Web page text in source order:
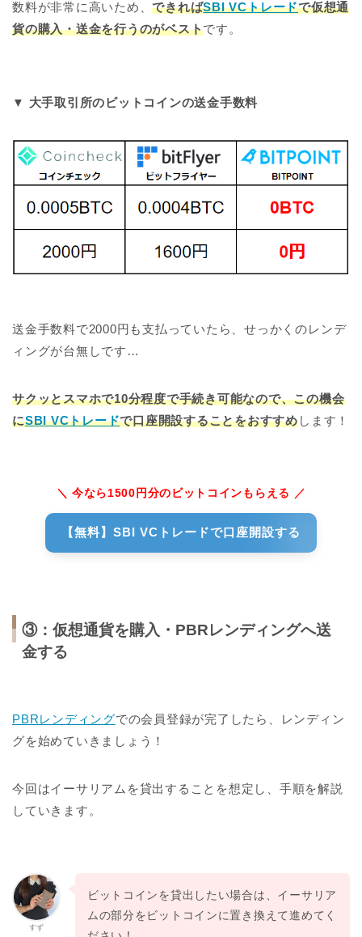
数料が非常に高いため、できればSBI VCトレードで仮想通
貨の購入・送金を行うのがベストです。
▼ 大手取引所のビットコインの送金手数料
送金手数料で2000円も支払っていたら、せっかくのレンデ
ィングが台無しです…
サクッとスマホで10分程度で手続き可能なので、この機会
にSBI VCトレードで口座開設することをおすすめします！
＼ 今なら1500円分のビットコインもらえる ／
【無料】SBI VCトレードで口座開設する
③：仮想通貨を購入・PBRレンディングへ送
金する
PBRレンディングでの会員登録が完了したら、レンディン
グを始めていきましょう！
今回はイーサリアムを貸出することを想定し、手順を解説
していきます。
すず
ビットコインを貸出したい場合は、イーサリア
ムの部分をビットコインに置き換えて進めてく